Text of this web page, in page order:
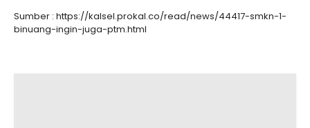
Sumber : https://kalsel.prokal.co/read/news/44417-smkn-1-
binuang-ingin-juga-ptm.html